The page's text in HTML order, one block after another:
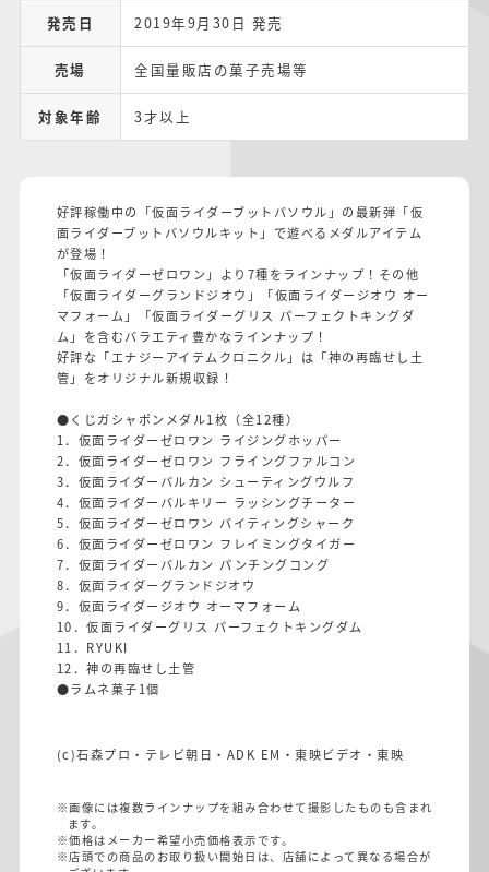
発売日 2019年9月30日 発売
売場 全国量販店の菓子売場等
対象年齢 3才以上
好評稼働中の「仮面ライダーブットバソウル」の最新弾「仮
面ライダーブットバソウルキット」で遊べるメダルアイテム
が登場！
「仮面ライダーゼロワン」より7種をラインナップ！その他
「仮面ライダーグランドジオウ」「仮面ライダージオウ オー
マフォーム」「仮面ライダーグリス パーフェクトキングダ
ム」を含むバラエティ豊かなラインナップ！
好評な「エナジーアイテムクロニクル」は「神の再臨せし土
管」をオリジナル新規収録！
●くじガシャポンメダル1枚（全12種）
1．仮面ライダーゼロワン ライジングホッパー
2．仮面ライダーゼロワン フライングファルコン
3．仮面ライダーバルカン シューティングウルフ
4．仮面ライダーバルキリー ラッシングチーター
5．仮面ライダーゼロワン バイティングシャーク
6．仮面ライダーゼロワン フレイミングタイガー
7．仮面ライダーバルカン パンチングコング
8．仮面ライダーグランドジオウ
9．仮面ライダージオウ オーマフォーム
10．仮面ライダーグリス パーフェクトキングダム
11．RYUKI
12．神の再臨せし土管
●ラムネ菓子1個
(c)石森プロ・テレビ朝日・ADK EM・東映ビデオ・東映
※画像には複数ラインナップを組み合わせて撮影したものも含まれ
ます。
※価格はメーカー希望小売価格表示です。
※店頭での商品のお取り扱い開始日は、店舗によって異なる場合が